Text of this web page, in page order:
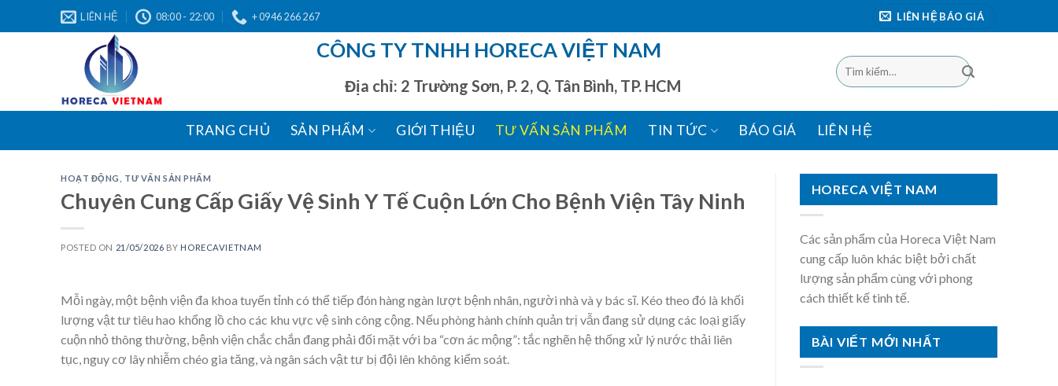
to
LIÊN HỆ 08:00 - 22:00 + 0946 266 267 LIÊN HỆ BÁO GIÁ
CÔNG TY TNHH HORECA VIỆT NAM
Địa chỉ: 2 Trường Sơn, P. 2, Q. Tân Bình, TP. HCM
Tìm
kiếm:
TRANG CHỦ SẢN PHẨM GIỚI THIỆU TƯ VẤN SẢN PHẨM TIN TỨC BÁO GIÁ LIÊN HỆ
HOẠT ĐỘNG TƯ VẤN SẢN PHẨM
Chuyên Cung Cấp Giấy Vệ Sinh Y Tế Cuộn Lớn Cho Bệnh Viện Tây Ninh
POSTED ON 21/05/2026 BY HORECAVIETNAM
Mỗi ngày, một bệnh viện đa khoa tuyến tỉnh có thể tiếp đón hàng ngàn lượt bệnh nhân, người nhà và y bác sĩ. Kéo theo đó là khối
lượng vật tư tiêu hao khổng lồ cho các khu vực vệ sinh công cộng. Nếu phòng hành chính quản trị vẫn đang sử dụng các loại giấy
cuộn nhỏ thông thường, bệnh viện chắc chắn đang phải đối mặt với ba “cơn ác mộng”: tắc nghẽn hệ thống xử lý nước thải liên
tục, nguy cơ lây nhiễm chéo gia tăng, và ngân sách vật tư bị đội lên không kiểm soát.
HORECA VIỆT NAM
Các sản phẩm của Horeca Việt Nam
cung cấp luôn khác biệt bởi chất
lượng sản phẩm cùng với phong
cách thiết kế tinh tế.
BÀI VIẾT MỚI NHẤT